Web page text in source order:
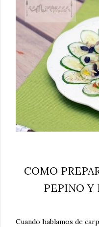
revolucionaria,
humilde como la alubia
dorado, cargado de
sustituto perfecto a los
COMO
PEPINO Y
Cuando hablamos de